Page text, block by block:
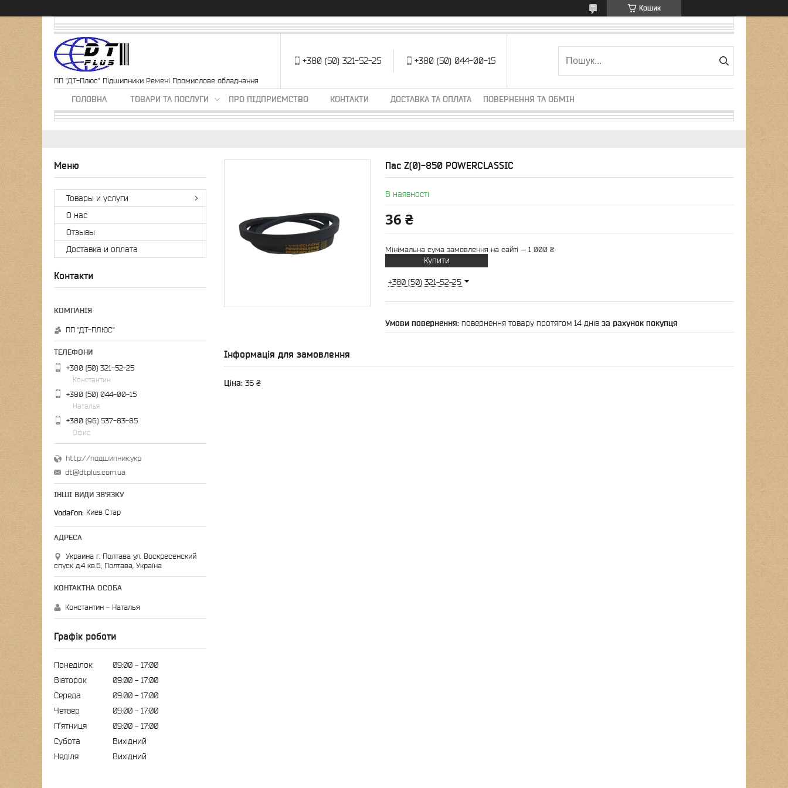
Кошик
ПП "ДТ-Плюс" Підшипники Ремені Промислове обладнання
+380 (50) 321-52-25 +380 (50) 044-00-15
ГОЛОВНА ТОВАРИ ТА ПОСЛУГИ ПРО ПІДПРИЄМСТВО КОНТАКТИ ДОСТАВКА ТА ОПЛАТА ПОВЕРНЕННЯ ТА ОБМІН
Пас Z(0)-850 POWERCLASSIC
В наявності
36 ₴
Мінімальна сума замовлення на сайті — 1 000 ₴
Купити
+380 (50) 321-52-25
повернення товару протягом 14 днів за рахунок покупця
Інформація для замовлення
Ціна: 36 ₴
Товары и услуги
О нас
Отзывы
Доставка и оплата
Контакти
ПП "ДТ-ПЛЮС"
+380 (50) 321-52-25
Константин
+380 (50) 044-00-15
Наталья
+380 (96) 537-83-85
Офис
http://подшипник.укр
dt@dtplus.com.ua
ІНШІ ВИДИ ЗВ'ЯЗКУ
Vodafon Киев Стар
Украина г. Полтава ул. Воскресенский
спуск д.4 кв.6, Полтава, Україна
Константин - Наталья
Графік роботи
Понеділок 09:00
17:00
Вівторок
09:00
17:00
Середа
09:00
17:00
Четвер
09:00
17:00
Пʼятниця
09:00
17:00
Субота
Вихідний
Неділя
Вихідний